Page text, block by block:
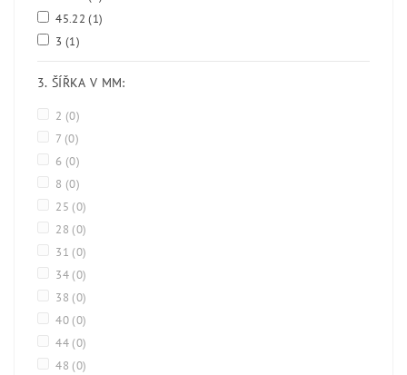
45.22(1)
3 (1)
3. ŠÍŘKA V MM:
2 (0)
7 (0)
6 (0)
8 (0)
25 (0)
28 (0)
31 (0)
34 (0)
38 (0)
40 (0)
44 (0)
48 (0)